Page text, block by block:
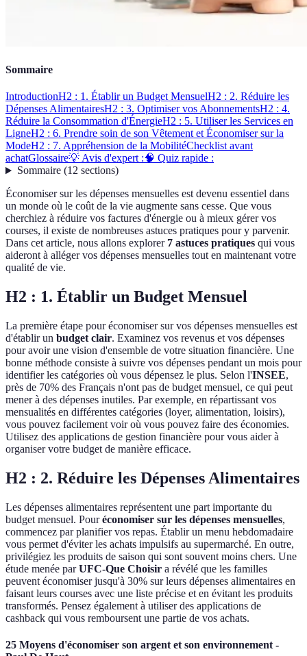
Sommaire
IntroductionH2 : 1. Établir un Budget MensuelH2 : 2. Réduire les
Dépenses AlimentairesH2 : 3. Optimiser vos AbonnementsH2 : 4.
Réduire la Consommation d'ÉnergieH2 : 5. Utiliser les Services en
LigneH2 : 6. Prendre soin de son Vêtement et Économiser sur la
ModeH2 : 7. Appréhension de la MobilitéChecklist avant
achatGlossaire💡 Avis d'expert :🧠 Quiz rapide :
Sommaire(12 sections)
Économiser sur les dépenses mensuelles est devenu essentiel dans
un monde où le coût de la vie augmente sans cesse. Que vous
cherchiez à réduire vos factures d'énergie ou à mieux gérer vos
courses, il existe de nombreuses astuces pratiques pour y parvenir.
Dans cet article, nous allons explorer 7 astuces pratiques qui vous
aideront à alléger vos dépenses mensuelles tout en maintenant votre
qualité de vie.
H2 : 1. Établir un Budget Mensuel
La première étape pour économiser sur vos dépenses mensuelles est
d'établir un budget clair. Examinez vos revenus et vos dépenses
pour avoir une vision d'ensemble de votre situation financière. Une
bonne méthode consiste à suivre vos dépenses pendant un mois pour
identifier les catégories où vous dépensez le plus. Selon l'INSEE,
près de 70% des Français n'ont pas de budget mensuel, ce qui peut
mener à des dépenses inutiles. Par exemple, en répartissant vos
mensualités en différentes catégories (loyer, alimentation, loisirs),
vous pouvez facilement voir où vous pouvez faire des économies.
Utilisez des applications de gestion financière pour vous aider à
organiser votre budget de manière efficace.
H2 : 2. Réduire les Dépenses Alimentaires
Les dépenses alimentaires représentent une part importante du
budget mensuel. Pouréconomiser sur les dépenses mensuelles,
commencez par planifier vos repas. Établir un menu hebdomadaire
vous permet d'éviter les achats impulsifs au supermarché. En outre,
privilégiez les produits de saison qui sont souvent moins chers. Une
étude menée parUFC-Que Choisir a révélé que les familles
peuvent économiser jusqu'à 30% sur leurs dépenses alimentaires en
faisant leurs courses avec une liste précise et en évitant les produits
transformés. Pensez également à utiliser des applications de
cashback qui vous remboursent une partie de vos achats.
25 Moyens d'économiser son argent et son environnement -